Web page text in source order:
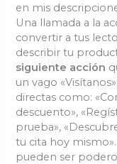
en mis
Una llamada a la
convertir a tus
describir tu
siguiente acción
un vago
directas como:
descuento»,
prueba»,
tu cita hoy mismo».
pueden ser